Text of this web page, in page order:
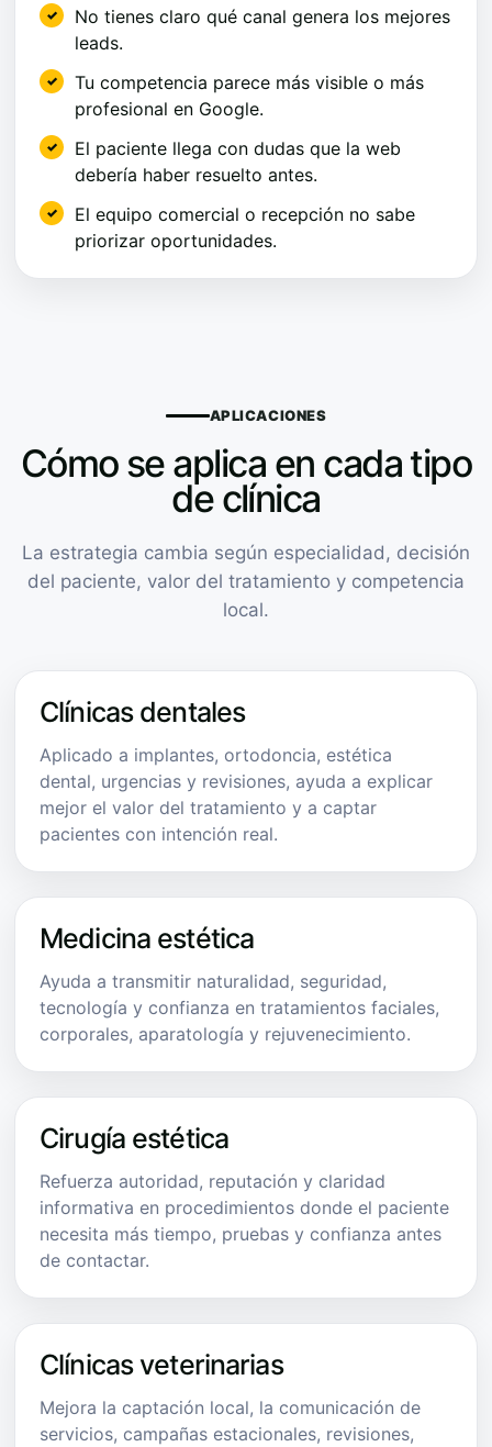
No tienes claro qué canal genera los mejores
leads.
Tu competencia parece más visible o más
profesional en Google.
El paciente llega con dudas que la web
debería haber resuelto antes.
El equipo comercial o recepción no sabe
priorizar oportunidades.
APLICACIONES
Cómo se aplica en cada tipo
de clínica
La estrategia cambia según especialidad, decisión
del paciente, valor del tratamiento y competencia
local.
Clínicas dentales
Aplicado a implantes, ortodoncia, estética
dental, urgencias y revisiones, ayuda a explicar
mejor el valor del tratamiento y a captar
pacientes con intención real.
Medicina estética
Ayuda a transmitir naturalidad, seguridad,
tecnología y confianza en tratamientos faciales,
corporales, aparatología y rejuvenecimiento.
Cirugía estética
Refuerza autoridad, reputación y claridad
informativa en procedimientos donde el paciente
necesita más tiempo, pruebas y confianza antes
de contactar.
Clínicas veterinarias
Mejora la captación local, la comunicación de
servicios, campañas estacionales, revisiones,